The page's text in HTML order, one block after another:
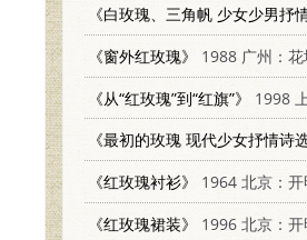
《白玫瑰、三角帆 少女少男抒
《窗外红玫瑰》
1988 广州：花城
《从“红玫瑰”到“红旗”》
1998 上海
《最初的玫瑰 现代少女抒情诗选
《红玫瑰衬衫》
1964 北京：开明
《红玫瑰裙装》
1996 北京：开明